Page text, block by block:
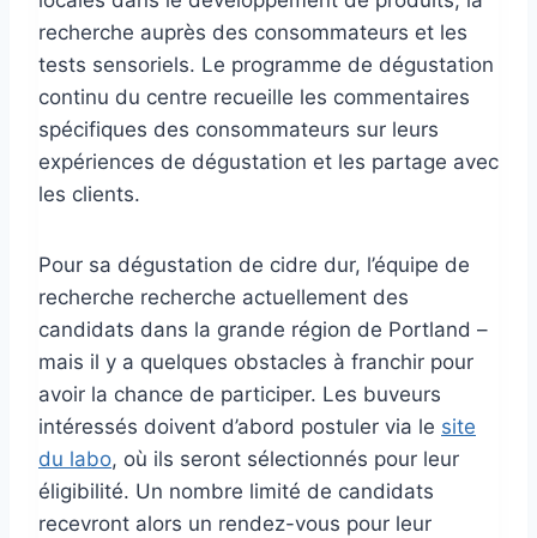
recherche auprès des consommateurs et les
tests sensoriels. Le programme de dégustation
continu du centre recueille les commentaires
spécifiques des consommateurs sur leurs
expériences de dégustation et les partage avec
les clients.
Pour sa dégustation de cidre dur, l’équipe de
recherche recherche actuellement des
candidats dans la grande région de Portland –
mais il y a quelques obstacles à franchir pour
avoir la chance de participer. Les buveurs
intéressés doivent d’abord postuler via le site
du labo, où ils seront sélectionnés pour leur
éligibilité. Un nombre limité de candidats
recevront alors un rendez-vous pour leur